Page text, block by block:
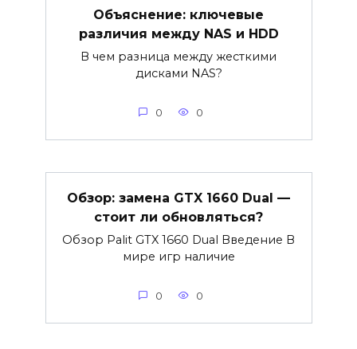
Объяснение: ключевые
различия между NAS и HDD
В чем разница между жесткими
дисками NAS?
0 0
Обзор: замена GTX 1660 Dual —
стоит ли обновляться?
Обзор Palit GTX 1660 Dual Введение В
мире игр наличие
0 0